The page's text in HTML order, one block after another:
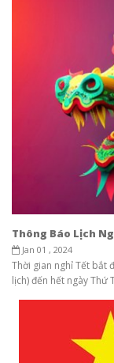
Thông Báo Lịch
Jan 01 , 2024
Thời gian nghỉ Tết bắt
lịch) đến hết ngày Thứ